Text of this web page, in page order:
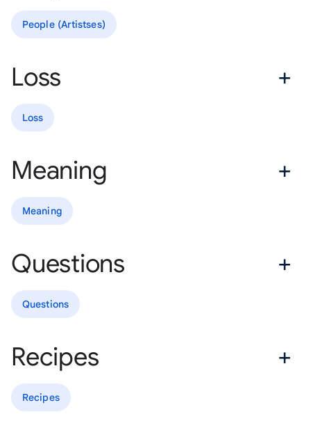
People (Artistses)
Loss
Loss
Meaning
Meaning
Questions
Questions
Recipes
Recipes